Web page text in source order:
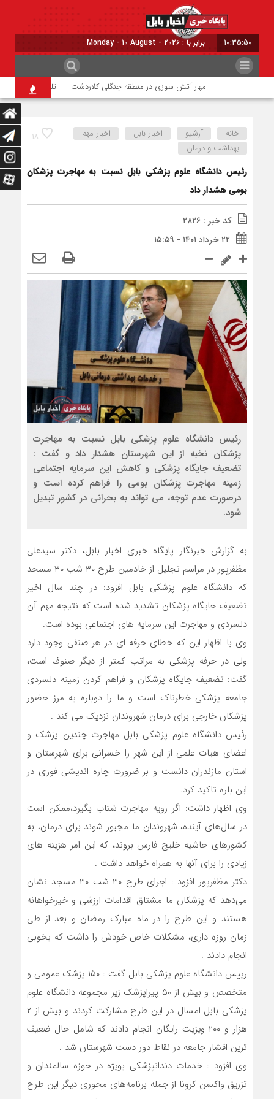
10:35:51 برابر با : Monday - 10 August - 2026
مهار آتش سوزی در منطقه جنگلی کلاردشت تلفات فوک خزری
۱۸ خانه آرشیو اخبار بابل
اخبار مهم
بهداشت و درمان
رئیس دانشگاه علوم پزشکی بابل نسبت به مهاجرت پزشکان
بومی هشدار داد
کد خبر : ۲۸۲۶
۲۲ خرداد ۱۴۰۱ - ۱۵:۵۹
رئیس دانشگاه علوم پزشکی بابل نسبت به مهاجرت
پزشکان نخبه از این شهرستان هشدار داد و گفت :
تضعیف جایگاه پزشکی و کاهش این سرمایه اجتماعی
زمینه مهاجرت پزشکان بومی را فراهم کرده است و
درصورت عدم توجه، می تواند به بحرانی در کشور تبدیل
شود.
به گزارش خبرنگار پایگاه خبری اخبار بابل، دکتر سیدعلی
مظفرپور در مراسم تجلیل از خادمین طرح ۳۰ شب ۳۰ مسجد
که دانشگاه علوم پزشکی بابل افزود: در چند سال اخیر
تضعیف جایگاه پزشکان تشدید شده است که نتیجه مهم آن
دلسردی و مهاجرت این سرمایه های اجتماعی بوده است.
وی با اظهار این که خطای حرفه ای در هر صنفی وجود دارد
ولی در حرفه پزشکی به مراتب کمتر از دیگر صنوف است،
گفت: تضعیف جایگاه پزشکان و فراهم کردن زمینه دلسردی
جامعه پزشکی خطرناک است و ما را دوباره به مرز حضور
پزشکان خارجی برای درمان شهروندان نزدیک می کند .
رئیس دانشگاه علوم پزشکی بابل مهاجرت چندین پزشک و
اعضای هیات علمی از این شهر را خسرانی برای شهرستان و
استان مازندران دانست و بر ضرورت چاره اندیشی فوری در
این باره تاکید کرد.
وی اظهار داشت: اگر رویه مهاجرت شتاب بگیرد،ممکن است
در سال‌های آینده، شهروندان ما مجبور شوند برای درمان، به
کشورهای حاشیه خلیج فارس بروند، که این امر هزینه های
زیادی را برای آنها به همراه خواهد داشت .
دکتر مظفرپور افزود : اجرای طرح ۳۰ شب ۳۰ مسجد نشان
می‌دهد که پزشکان ما مشتاق اقدامات ارزشی و خیرخواهانه
هستند و این طرح را در ماه مبارک رمضان و بعد از طی
زمان روزه داری، مشکلات خاص خودش را داشت که بخوبی
انجام دادند .
رییس دانشگاه علوم پزشکی بابل گفت : ۱۵۰ پزشک عمومی و
متخصص و بیش از ۵۰ پیراپزشک زیر مجموعه دانشگاه علوم
پزشکی بابل امسال در این طرح مشارکت کردند و بیش از ۲
هزار و ۲۰۰ ویزیت رایگان انجام دادند که شامل حال ضعیف
ترین اقشار جامعه در نقاط دور دست شهرستان شد .
وی افزود : خدمات دندانپزشکی بویژه در حوزه سالمندان و
تزریق واکسن کرونا از جمله برنامه‌های محوری دیگر این طرح